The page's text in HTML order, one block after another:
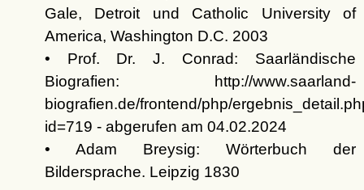
Gale, Detroit und Catholic University of
America, Washington D.C. 2003
• Prof. Dr. J. Conrad: Saarländische
Biografien: http://www.saarland-
biografien.de/frontend/php/
id=719 - abgerufen am 04.02.2024
• Adam Breysig: Wörterbuch der
Bildersprache. Leipzig 1830